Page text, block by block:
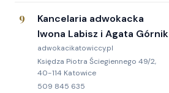
9
Kancelaria adwokacka
Iwona Labisz i Agata Górnik
adwokacikatowiccy.pl
Księdza Piotra Ściegiennego 49/2,
40-114 Katowice
509 845 635